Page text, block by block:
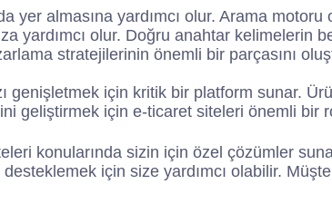
yer almasına yardımcı olur. Arama
yardımcı olur. Doğru anahtar kelimelerin
stratejilerinin önemli bir parçasını
genişletmek için kritik bir platform sunar.
geliştirmek için e-ticaret siteleri önemli bir
konularında sizin için özel çözümler
için size yardımcı olabilir.